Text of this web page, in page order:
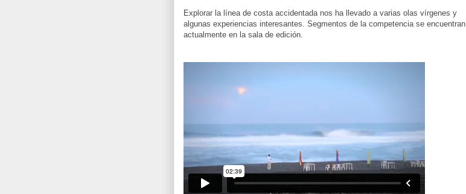
Explorar la línea de costa accidentada nos ha llevado a varias olas vírgenes y
algunas experiencias interesantes. Segmentos de la competencia se encuentran
actualmente en la sala de edición.